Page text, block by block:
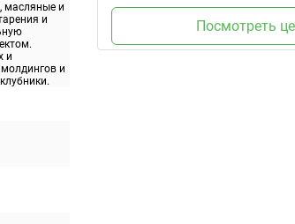
масляные и
и
и
и
Посмотреть